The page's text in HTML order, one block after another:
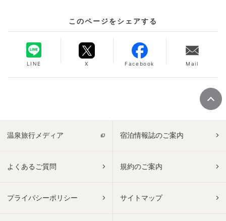
このページをシェアする
LINE X Facebook Mail
温泉旅行メディア 宿泊情報誌のご案内
よくあるご質問 規約のご案内
プライバシーポリシー サイトマップ